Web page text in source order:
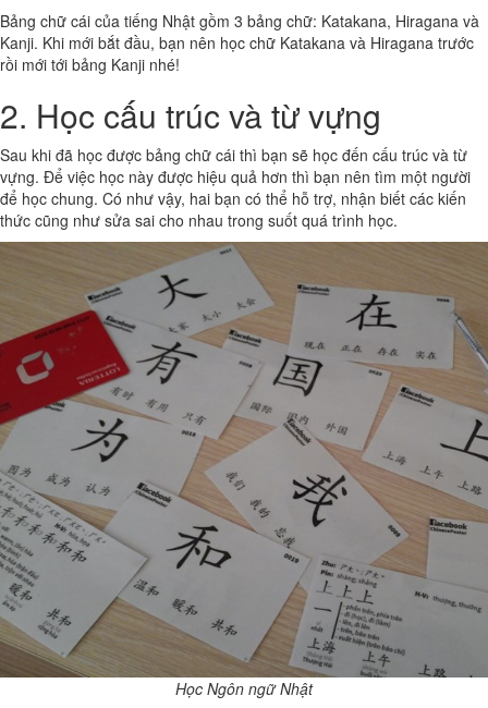
Bảng chữ cái của tiếng Nhật gồm 3 bảng chữ: Katakana, Hiragana và
Kanji. Khi mới bắt đầu, bạn nên học chữ Katakana và Hiragana trước
rồi mới tới bảng Kanji nhé!
2. Học cấu trúc và từ vựng
Sau khi đã học được bảng chữ cái thì bạn sẽ học đến cấu trúc và từ
vựng. Để việc học này được hiệu quả hơn thì bạn nên tìm một người
để học chung. Có như vậy, hai bạn có thể hỗ trợ, nhận biết các kiến
thức cũng như sửa sai cho nhau trong suốt quá trình học.
Học Ngôn ngữ Nhật